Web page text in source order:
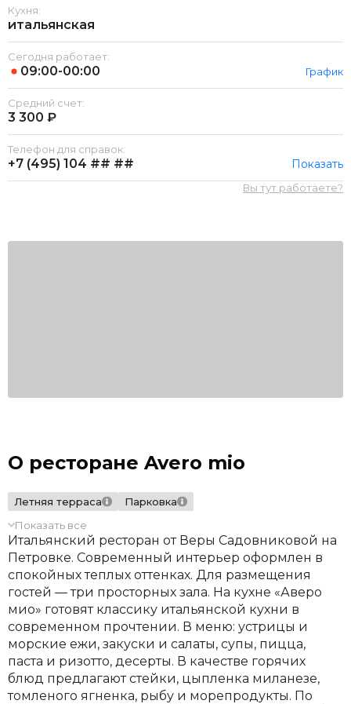
Кухня:
итальянская
Сегодня работает:
09:00-00:00 График
Средний счет:
3 300 ₽
Телефон для справок:
+7 (495) 104 ## ## Показать
Вы тут работаете?
О ресторане Avero mio
Летняя терраса
Парковка
Показать все
Итальянский ресторан от Веры Садовниковой на
Петровке. Современный интерьер оформлен в
спокойных теплых оттенках. Для размещения
гостей — три просторных зала. На кухне «Аверо
мио» готовят классику итальянской кухни в
современном прочтении. В меню: устрицы и
морские ежи, закуски и салаты, супы, пицца,
паста и ризотто, десерты. В качестве горячих
блюд предлагают стейки, цыпленка миланезе,
томленого ягненка, рыбу и морепродукты. По